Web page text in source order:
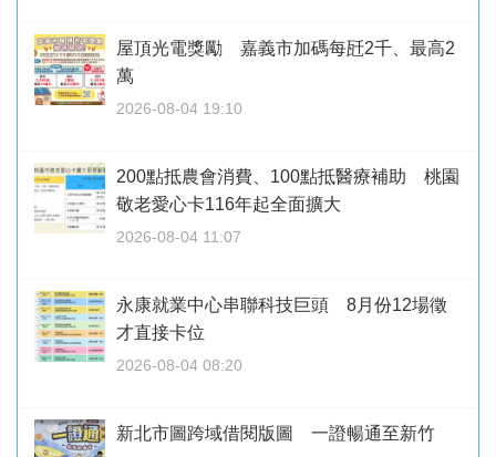
屋頂光電獎勵 嘉義市加碼每瓩2千、最高2
萬
2026-08-04 19:10
200點抵農會消費、100點抵醫療補助 桃園
敬老愛心卡116年起全面擴大
2026-08-04 11:07
永康就業中心串聯科技巨頭 8月份12場徵
才直接卡位
2026-08-04 08:20
新北市圖跨域借閱版圖 一證暢通至新竹